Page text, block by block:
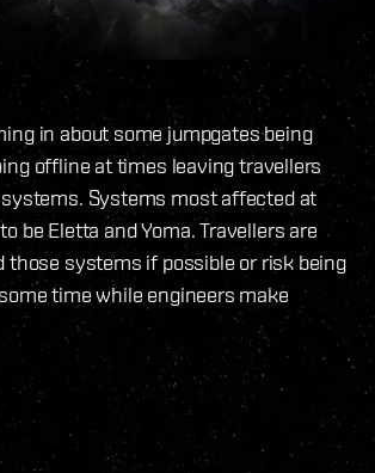
in about some jumpgates being
offline at times leaving travellers
Systems most affected at
be Eletta and Yoma. Travellers are
those systems if possible or risk being
time while engineers make